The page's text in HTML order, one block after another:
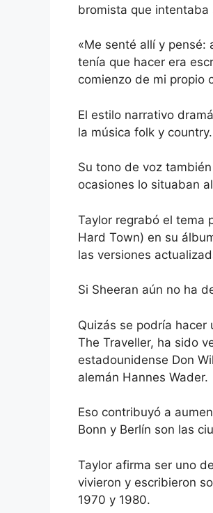
bromista que intentaba
«Me senté allí y pensé:
tenía que hacer era
comienzo de mi propio
El estilo narrativo
la música folk y
Su tono de voz
ocasiones lo situaban
Taylor regrabó el tema
Hard Town) en su
las versiones
Si Sheeran aún no ha
Quizás se podría hacer
The Traveller, ha sido
estadounidense Don
alemán Hannes Wader.
Eso contribuyó a
Bonn y Berlín son las
Taylor afirma ser uno
vivieron y escribieron
1970 y 1980.